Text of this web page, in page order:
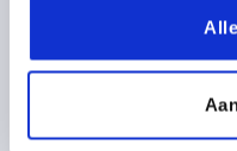
ALUMINIUM
GATAFSTAND LINKS=25